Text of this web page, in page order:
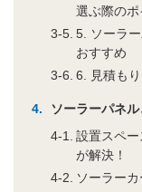
選ぶ際のポ
5. ソーラ
おすすめ
6. 見積も
ソーラーパネ
設置スペ
が解決！
ソーラー